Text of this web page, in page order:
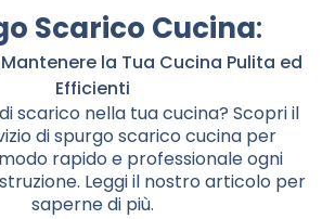
Scarico Cucina:
la Tua Cucina Pulita ed
Efficienti
scarico nella tua cucina? Scopri il
di spurgo scarico cucina per
rapido e professionale ogni
Leggi il nostro articolo per
saperne di più.